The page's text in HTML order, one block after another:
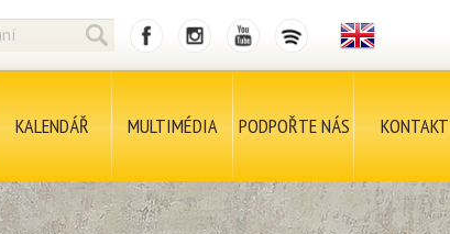
KALENDÁŘ MULTIMÉDIA PODPOŘTE NÁS KONTAKT